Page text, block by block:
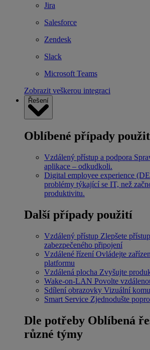
Jira
Salesforce
Zendesk
Slack
Microsoft Teams
Zobrazit veškerou integraci
Řešení
Oblíbené případy
Vzdálený přístup a podpora
aplikace – odkudkoli.
Digital employee experience
problémy týkající se IT, než
produktivitu.
Další případy použití
Vzdálený přístup Zlepšete
zabezpečeného připojení
Vzdálené řízení Ovládejte
platformu
Vzdálená plocha Zvyšujte
Wake-on-LAN Povolte
Sdílení obrazovky Vizuální
Smart Service Zjednodušte
Dle potřeby Oblíbená
různé týmy